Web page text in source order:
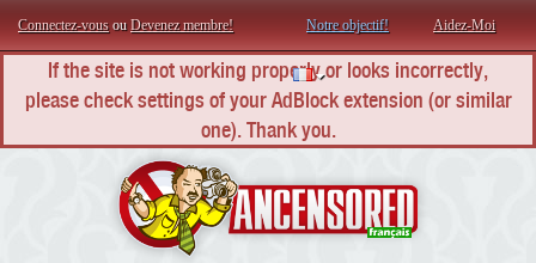
Connectez-vous ou Devenez membre! Notre objectif! Aidez-Moi
If the site is not working properly or looks incorrectly,
please check settings of your AdBlock extension (or similar
one). Thank you.